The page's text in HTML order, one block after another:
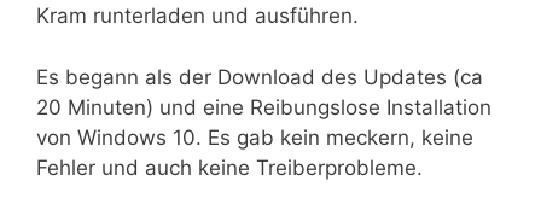
Kram runterladen und ausführen.
Es begann als der Download des Updates (ca
20 Minuten) und eine Reibungslose Installation
von Windows 10. Es gab kein meckern, keine
Fehler und auch keine Treiberprobleme.